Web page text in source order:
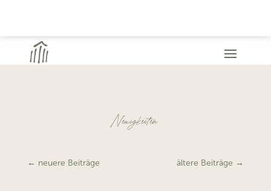
Neuigkeiten
← neuere Beiträge ältere Beiträge →